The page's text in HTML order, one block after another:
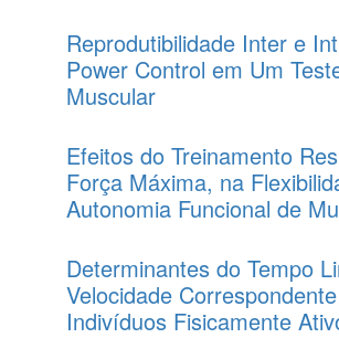
Reprodutibilidade Inter e
Power Control em Um
Muscular
Efeitos do Treinamento
Força Máxima, na
Autonomia Funcional de
Determinantes do Tempo
Velocidade
Indivíduos Fisicamente